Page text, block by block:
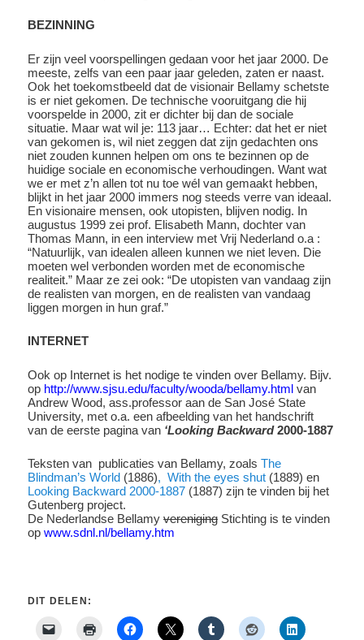
BEZINNING
Er zijn veel voorspellingen gedaan voor het jaar 2000. De
meeste, zelfs van een paar jaar geleden, zaten er naast.
Ook het toekomstbeeld dat de visionair Bellamy schetste
is er niet gekomen. De technische vooruitgang die hij
voorspelde in 2000, zit er dichter bij dan de sociale
situatie. Maar wat wil je: 113 jaar… Echter: dat het er niet
van gekomen is, wil niet zeggen dat zijn gedachten ons
niet zouden kunnen helpen om ons te bezinnen op de
huidige sociale en economische verhoudingen. Want wat
we er met z’n allen tot nu toe wél van gemaakt hebben,
blijkt in het jaar 2000 immers nog steeds verre van ideaal.
En visionaire mensen, ook utopisten, blijven nodig. In
augustus 1999 zei prof. Elisabeth Mann, dochter van
Thomas Mann, in een interview met Vrij Nederland o.a :
“Natuurlijk, van idealen alleen kunnen we niet leven. Die
moeten wel verbonden worden met de economische
realiteit.” Maar ze zei ook: “De utopisten van vandaag zijn
de realisten van morgen, en de realisten van vandaag
liggen morgen in hun graf.”
INTERNET
Ook op Internet is het nodige te vinden over Bellamy. Bijv.
op http://www.sjsu.edu/faculty/wooda/bellamy.html van
Andrew Wood, ass.professor aan de San José State
University, met o.a. een afbeelding van het handschrift
van de eerste pagina van ‘Looking Backward2000-1887
Teksten van publicaties van Bellamy, zoalsThe
Blindman’s World (1886), With the eyes shut (1889) en
Looking Backward 2000-1887 (1887) zijn te vinden bij het
Gutenberg project.
De Nederlandse Bellamyvereniging Stichting is te vinden
opwww.sdnl.nl/bellamy.htm
DIT DELEN: